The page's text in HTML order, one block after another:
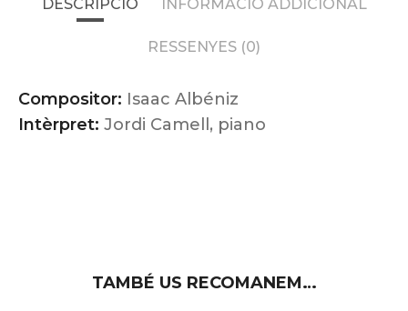
DESCRIPCIÓ INFORMACIÓ ADDICIONAL
RESSENYES (0)
Compositor: Isaac Albéniz
Intèrpret: Jordi Camell, piano
TAMBÉ US RECOMANEM…